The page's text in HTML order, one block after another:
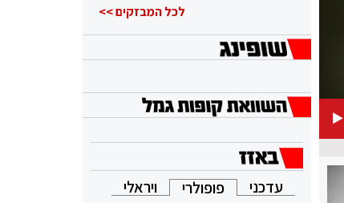
לכל המבזקים >>
עדכני פופולרי ויראלי